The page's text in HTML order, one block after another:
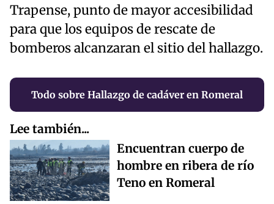
Trapense, punto de mayor accesibilidad
para que los equipos de rescate de
bomberos alcanzaran el sitio del hallazgo.
Todo sobre Hallazgo de cadáver en Romeral
Lee también...
Encuentran cuerpo de
hombre en ribera de río
Teno en Romeral